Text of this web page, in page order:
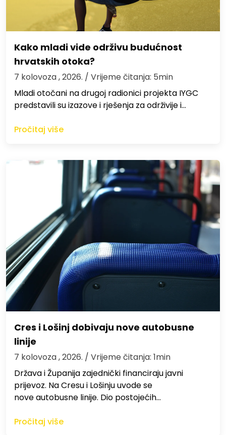
Kako mladi vide održivu budućnost
hrvatskih otoka?
7 kolovoza , 2026. / Vrijeme čitanja: 5min
Mladi otočani na drugoj radionici projekta IYGC
predstavili su izazove i rješenja za održivije i…
Pročitaj više
Cres i Lošinj dobivaju nove autobusne
linije
7 kolovoza , 2026. / Vrijeme čitanja: 1min
Država i Županija zajednički financiraju javni
prijevoz. Na Cresu i Lošinju uvode se
nove autobusne linije. Dio postojećih…
Pročitaj više